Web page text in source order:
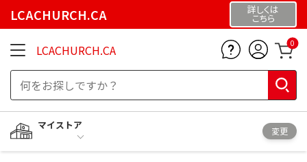
LCACHURCH.CA 詳しくは
こちら
LCACHURCH.CA 0
マイストア
変更